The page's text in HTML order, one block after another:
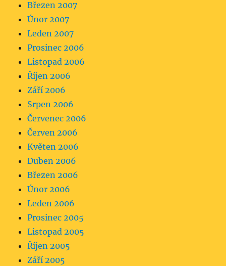
Březen 2007
Únor 2007
Leden 2007
Prosinec 2006
Listopad 2006
Říjen 2006
Září 2006
Srpen 2006
Červenec 2006
Červen 2006
Květen 2006
Duben 2006
Březen 2006
Únor 2006
Leden 2006
Prosinec 2005
Listopad 2005
Říjen 2005
Září 2005